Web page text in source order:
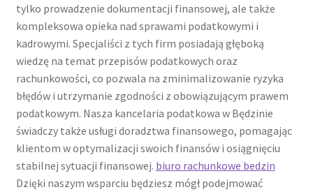
tylko prowadzenie dokumentacji finansowej, ale także
kompleksowa opieka nad sprawami podatkowymi i
kadrowymi. Specjaliści z tych firm posiadają głęboką
wiedzę na temat przepisów podatkowych oraz
rachunkowości, co pozwala na zminimalizowanie ryzyka
błędów i utrzymanie zgodności z obowiązującym prawem
podatkowym. Nasza kancelaria podatkowa w Będzinie
świadczy także usługi doradztwa finansowego, pomagając
klientom w optymalizacji swoich finansów i osiągnięciu
stabilnej sytuacji finansowej. biuro rachunkowe bedzin
Dzięki naszym wsparciu będziesz mógł podejmować